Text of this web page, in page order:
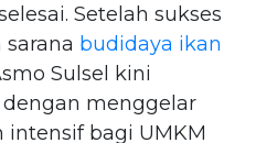
Setelah sukses
budidaya ikan
Sulsel kini
menggelar
bagi UMKM